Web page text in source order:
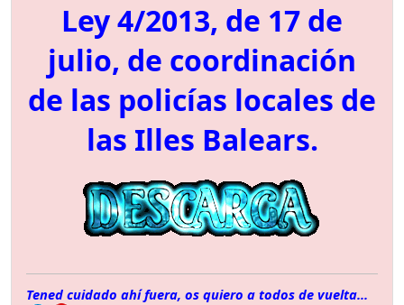
Ley 4/2013, de 17 de
julio, de coordinación
de las policías locales de
las Illes Balears.
Tened cuidado ahí fuera, os quiero a todos de vuelta...